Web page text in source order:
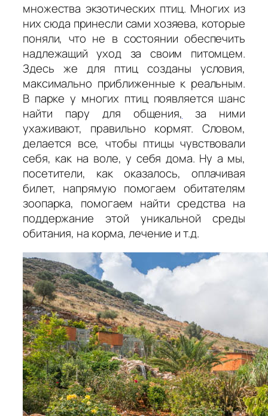
множества экзотических птиц. Многих из
них сюда принесли сами хозяева, которые
поняли, что не в состоянии обеспечить
надлежащий уход за своим питомцем.
Здесь же для птиц созданы условия,
максимально приближенные к реальным.
В парке у многих птиц появляется шанс
найти пару для общения, за ними
ухаживают, правильно кормят. Словом,
делается все, чтобы птицы чувствовали
себя, как на воле, у себя дома. Ну а мы,
посетители, как оказалось, оплачивая
билет, напрямую помогаем обитателям
зоопарка, помогаем найти средства на
поддержание этой уникальной среды
обитания, на корма, лечение и т.д.